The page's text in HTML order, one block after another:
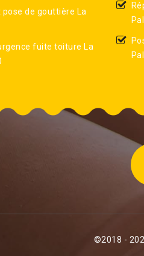
pose de gouttière La
fuite toiture La
©2018 -